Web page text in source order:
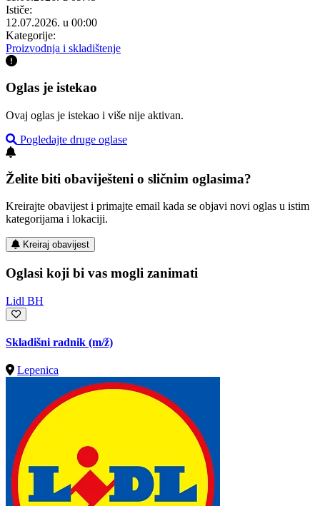
Ističe:
12.07.2026. u 00:00
Kategorije:
Proizvodnja i skladištenje
Oglas je istekao
Ovaj oglas je istekao i više nije aktivan.
Pogledajte druge oglase
Želite biti obaviješteni o sličnim oglasima?
Kreirajte obavijest i primajte email kada se objavi novi oglas u istim
kategorijama i lokaciji.
Kreiraj obavijest
Oglasi koji bi vas mogli zanimati
Lidl BH
Skladišni radnik (m/ž)
Lepenica